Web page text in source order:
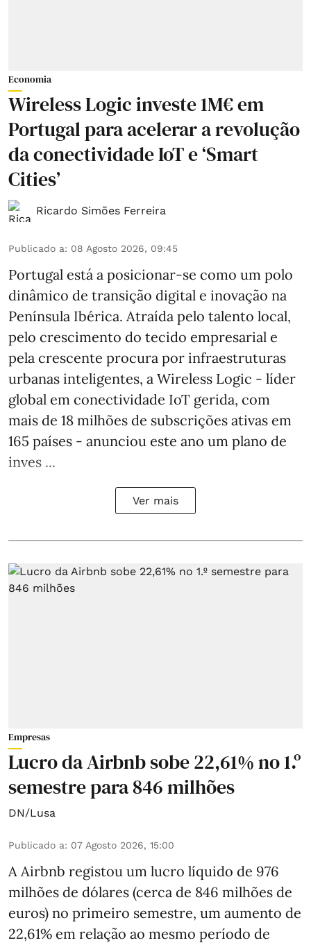
Economia
Wireless Logic investe 1M€ em
Portugal para acelerar a revolução
da conectividade IoT e ‘Smart
Cities’
Ricardo Simões Ferreira
Publicado a: 08 Agosto 2026, 09:45
Portugal está a posicionar-se como um polo
dinâmico de transição digital e inovação na
Península Ibérica. Atraída pelo talento local,
pelo crescimento do tecido empresarial e
pela crescente procura por infraestruturas
urbanas inteligentes, a Wireless Logic - líder
global em conectividade IoT gerida, com
mais de 18 milhões de subscrições ativas em
165 países - anunciou este ano um plano de
inves ...
Ver mais
Empresas
Lucro da Airbnb sobe 22,61% no 1.º
semestre para 846 milhões
DN/Lusa
Publicado a: 07 Agosto 2026, 15:00
A Airbnb registou um lucro líquido de 976
milhões de dólares (cerca de 846 milhões de
euros) no primeiro semestre, um aumento de
22,61% em relação ao mesmo período de